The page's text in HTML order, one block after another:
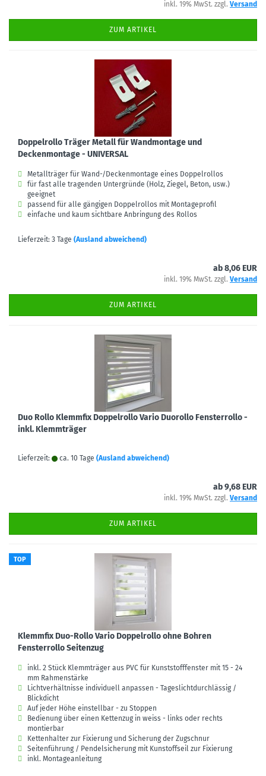
inkl. 19% MwSt. zzgl. Versand
ZUM ARTIKEL
Doppelrollo Träger Metall für Wandmontage und
Deckenmontage - UNIVERSAL
Metallträger für Wand-/Deckenmontage eines Doppelrollos
für fast alle tragenden Untergründe (Holz, Ziegel, Beton, usw.)
geeignet
passend für alle gängigen Doppelrollos mit Montageprofil
einfache und kaum sichtbare Anbringung des Rollos
Lieferzeit: 3 Tage (Ausland abweichend)
ab 8,06 EUR
inkl. 19% MwSt. zzgl. Versand
ZUM ARTIKEL
Duo Rollo Klemmfix Doppelrollo Vario Duorollo Fensterrollo -
inkl. Klemmträger
Lieferzeit: ca. 10 Tage (Ausland abweichend)
ab 9,68 EUR
inkl. 19% MwSt. zzgl. Versand
ZUM ARTIKEL
TOP
Klemmfix Duo-Rollo Vario Doppelrollo ohne Bohren
Fensterrollo Seitenzug
inkl. 2 Stück Klemmträger aus PVC für Kunststofffenster mit 15 - 24
mm Rahmenstärke
Lichtverhältnisse individuell anpassen - Tageslichtdurchlässig /
Blickdicht
Auf jeder Höhe einstellbar - zu Stoppen
Bedienung über einen Kettenzug in weiss - links oder rechts
montierbar
Kettenhalter zur Fixierung und Sicherung der Zugschnur
Seitenführung / Pendelsicherung mit Kunstoffseil zur Fixierung
inkl. Montageanleitung